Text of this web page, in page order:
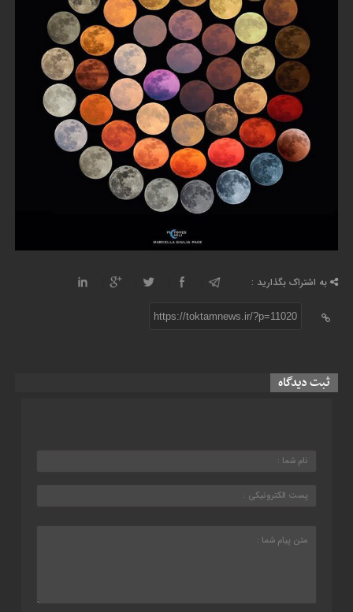
به اشتراک بگذارید :
https://toktamnews.ir/?p=11020
ثبت دیدگاه